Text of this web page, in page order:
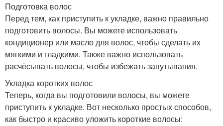
Подготовка волос
Перед тем, как приступить к укладке, важно правильно
подготовить волосы. Вы можете использовать
кондиционер или масло для волос, чтобы сделать их
мягкими и гладкими. Также важно использовать
расчёсывать волосы, чтобы избежать запутывания.
Укладка коротких волос
Теперь, когда вы подготовили волосы, вы можете
приступить к укладке. Вот несколько простых способов,
как быстро и красиво уложить короткие волосы: